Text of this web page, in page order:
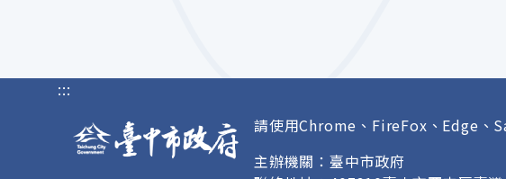
:::
請使用Chrome、FireFox、Edge、
主辦機關：臺中市政府